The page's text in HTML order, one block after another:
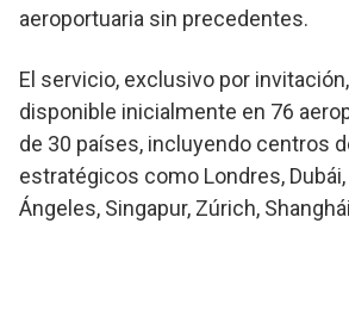
aeroportuaria sin precedentes.
El servicio, exclusivo por
disponible inicialmente en 76
de 30 países, incluyendo centros
estratégicos como Londres, Dubái,
Ángeles, Singapur, Zúrich,